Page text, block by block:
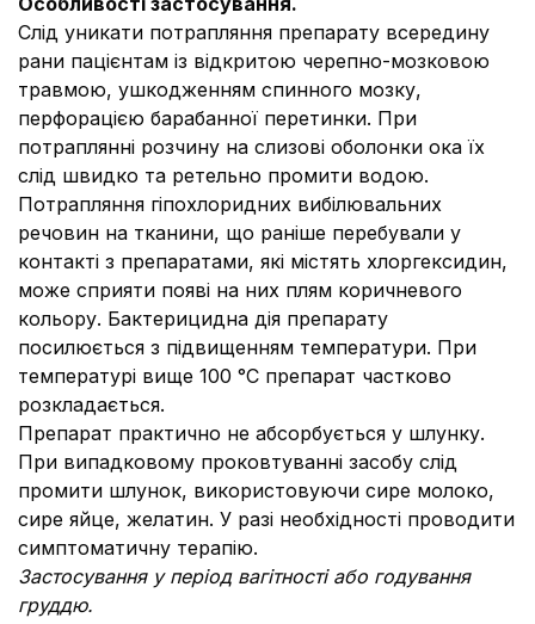
Слід уникати потрапляння препарату всередину
рани пацієнтам із відкритою черепно-мозковою
травмою, ушкодженням спинного мозку,
перфорацією барабанної перетинки. При
потраплянні розчину на слизові оболонки ока їх
слід швидко та ретельно промити водою.
Потрапляння гіпохлоридних вибілювальних
речовин на тканини, що раніше перебували у
контакті з препаратами, які містять хлоргексидин,
може сприяти появі на них плям коричневого
кольору. Бактерицидна дія препарату
посилюється з підвищенням температури. При
температурі вище 100 °С препарат частково
розкладається.
Препарат практично не абсорбується у шлунку.
При випадковому проковтуванні засобу слід
промити шлунок, використовуючи сире молоко,
сире яйце, желатин. У разі необхідності проводити
симптоматичну терапію.
Застосування у період вагітності або годування
груддю.